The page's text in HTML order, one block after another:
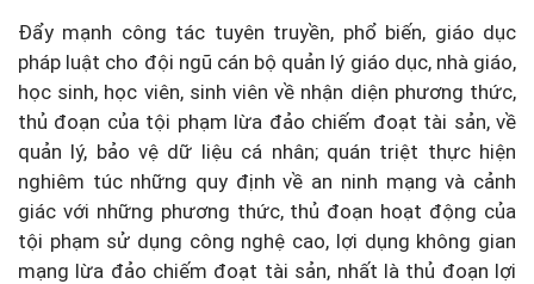
Đẩy mạnh công tác tuyên truyền, phổ biến, giáo dục
pháp luật cho đội ngũ cán bộ quản lý giáo dục, nhà giáo,
học sinh, học viên, sinh viên về nhận diện phương thức,
thủ đoạn của tội phạm lừa đảo chiếm đoạt tài sản, về
quản lý, bảo vệ dữ liệu cá nhân; quán triệt thực hiện
nghiêm túc những quy định về an ninh mạng và cảnh
giác với những phương thức, thủ đoạn hoạt động của
tội phạm sử dụng công nghệ cao, lợi dụng không gian
mạng lừa đảo chiếm đoạt tài sản, nhất là thủ đoạn lợi